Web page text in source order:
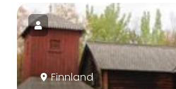
Finnland